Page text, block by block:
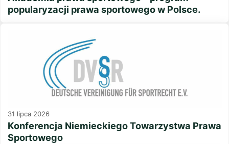
popularyzacji prawa sportowego w Polsce.
31 lipca 2026
Konferencja Niemieckiego Towarzystwa Prawa
Sportowego